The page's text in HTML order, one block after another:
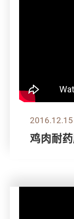
2016.12.15
鸡肉耐